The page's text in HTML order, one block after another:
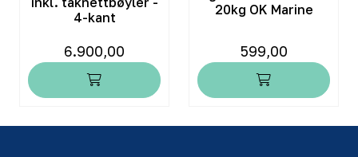
4-kant
6.900,00
20kg OK Marine
599,00